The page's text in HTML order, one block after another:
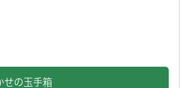
せの玉手箱